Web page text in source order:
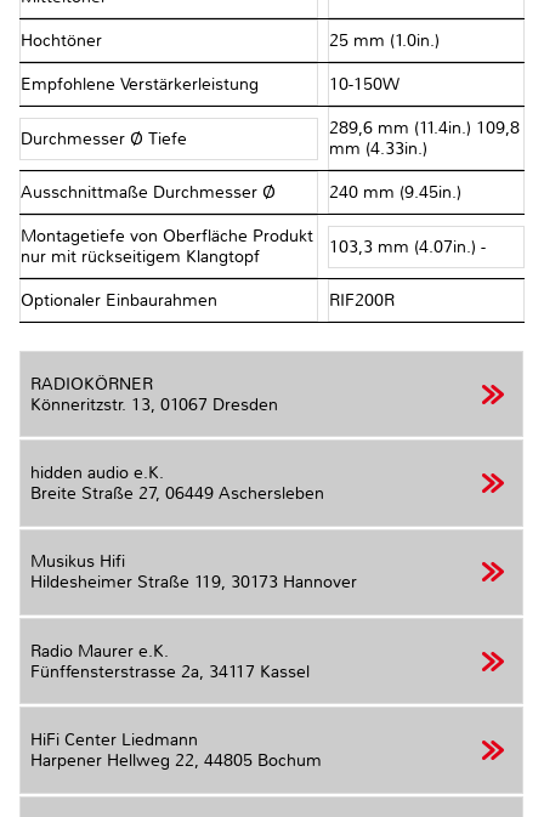
Hochtöner 25 mm (1.0in.)
Empfohlene Verstärkerleistung 10-150W
Durchmesser Ø Tiefe
289,6 mm (11.4in.) 109,8
mm (4.33in.)
Ausschnittmaße Durchmesser Ø 240 mm (9.45in.)
Montagetiefe von Oberfläche Produkt
nur mit rückseitigem Klangtopf
103,3 mm (4.07in.) -
Optionaler Einbaurahmen RIF200R
RADIOKÖRNER
Könneritzstr. 13, 01067 Dresden
hidden audio e.K.
Breite Straße 27, 06449 Aschersleben
Musikus Hifi
Hildesheimer Straße 119, 30173 Hannover
Radio Maurer e.K.
Fünffensterstrasse 2a, 34117 Kassel
HiFi Center Liedmann
Harpener Hellweg 22, 44805 Bochum